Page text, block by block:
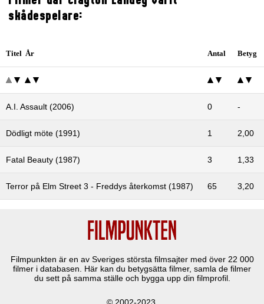
skådespelare:
Titel År Antal Betyg
A.I. Assault (2006) 0 -
Dödligt möte (1991) 1 2,00
Fatal Beauty (1987) 3 1,33
Terror på Elm Street 3 - Freddys återkomst (1987) 65 3,20
Filmpunkten är en av Sveriges största filmsajter med över 22 000
filmer i databasen. Här kan du betygsätta filmer, samla de filmer
du sett på samma ställe och bygga upp din filmprofil.